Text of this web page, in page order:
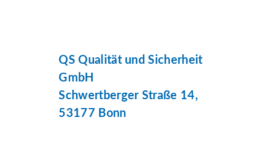
QS Qualität und Sicherheit
GmbH
Schwertberger Straße 14,
53177 Bonn